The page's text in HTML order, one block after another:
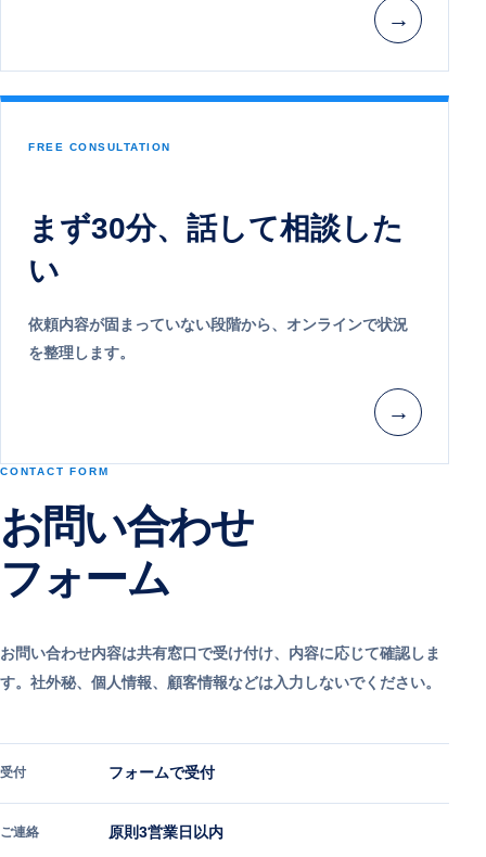
→
FREE CONSULTATION
まず30分、話して相談した
い
依頼内容が固まっていない段階から、オンラインで状況
を整理します。
→
CONTACT FORM
お問い合わせ
フォーム
お問い合わせ内容は共有窓口で受け付け、内容に応じて確認しま
す。社外秘、個人情報、顧客情報などは入力しないでください。
受付 フォームで受付
ご連絡 原則3営業日以内